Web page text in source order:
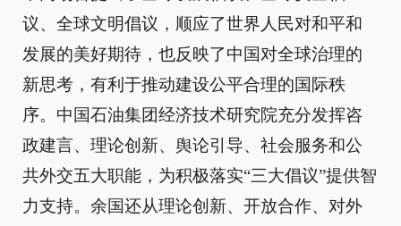
议、全球文明倡议，顺应了世界人民对和平和
发展的美好期待，也反映了中国对全球治理的
新思考，有利于推动建设公平合理的国际秩
序。中国石油集团经济技术研究院充分发挥咨
政建言、理论创新、舆论引导、社会服务和公
共外交五大职能，为积极落实“三大倡议”提供智
力支持。余国还从理论创新、开放合作、对外